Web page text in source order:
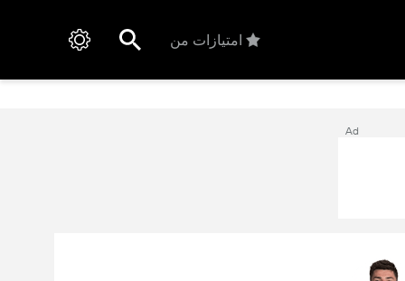
امتیازات من
Ad